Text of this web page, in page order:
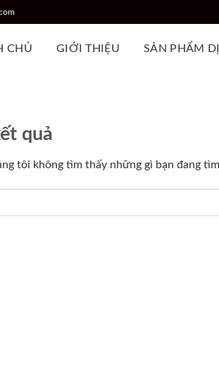
CHỦ GIỚI THIỆU SẢN PHẨM
quả
tôi không tìm thấy những gì bạn đang